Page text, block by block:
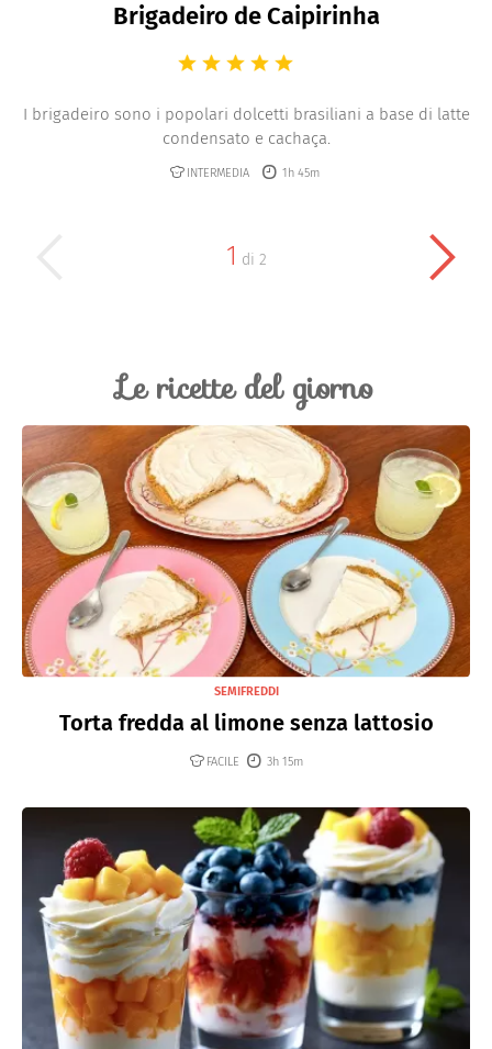
Brigadeiro de Caipirinha
I brigadeiro sono i popolari dolcetti brasiliani a base di latte
condensato e cachaça.
INTERMEDIA 1h 45m
1 di 2
Le ricette del giorno
SEMIFREDDI
Torta fredda al limone senza lattosio
FACILE 3h 15m